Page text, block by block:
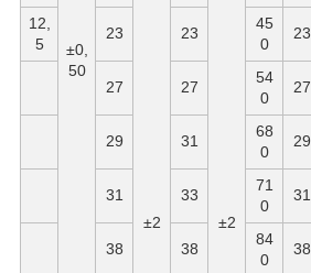
±0,
50
±2 ±2
12,
5
23 23
45
0
23
27 27
54
0
27
29 31
68
0
29
31 33
71
0
31
38 38
84
0
38